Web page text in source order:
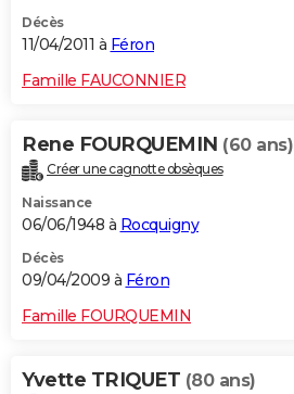
Décès
11/04/2011 à Féron
Famille FAUCONNIER
Rene FOURQUEMIN (60 ans)
Créer une cagnotte obsèques
Naissance
06/06/1948 à Rocquigny
Décès
09/04/2009 à Féron
Famille FOURQUEMIN
Yvette TRIQUET (80 ans)